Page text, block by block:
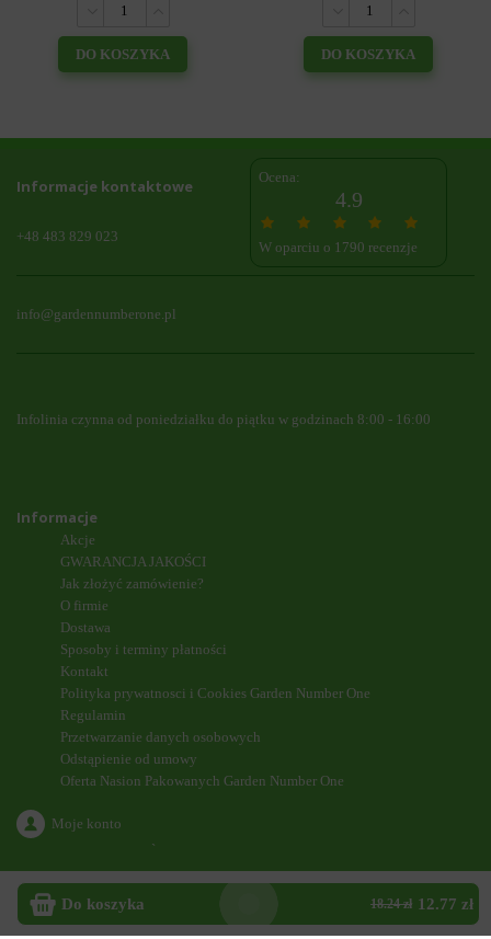
Do koszyka 18.24 zł 12.77 zł
DO KOSZYKA DO KOSZYKA
Informacje kontaktowe
+48 483 829 023
Ocena:
4.9
W oparciu o 1790 recenzje
info@gardennumberone.pl
Infolinia czynna od poniedziałku do piątku w godzinach 8:00 - 16:00
Informacje
Akcje
GWARANCJA JAKOŚCI
Jak złożyć zamówienie?
O firmie
Dostawa
Sposoby i terminy płatności
Kontakt
Polityka prywatnosci i Cookies Garden Number One
Regulamin
Przetwarzanie danych osobowych
Odstąpienie od umowy
Oferta Nasion Pakowanych Garden Number One
Moje konto
ODDZWONIENIE
`